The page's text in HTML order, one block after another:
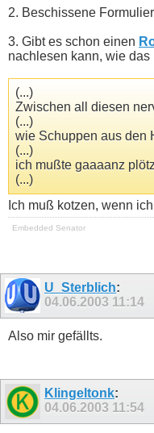
2. Beschissene
3. Gibt es schon einen
nachlesen kann, wie das
(...)
Zwischen all diesen
(...)
wie Schuppen aus den
(...)
ich mußte gaaaanz
(...)
Ich muß kotzen, wenn
Embedded Senator
U_Sterblich:
04.06.2003 11:14
Also mir gefällts.
Klingeltonk:
04.06.2003 11:54